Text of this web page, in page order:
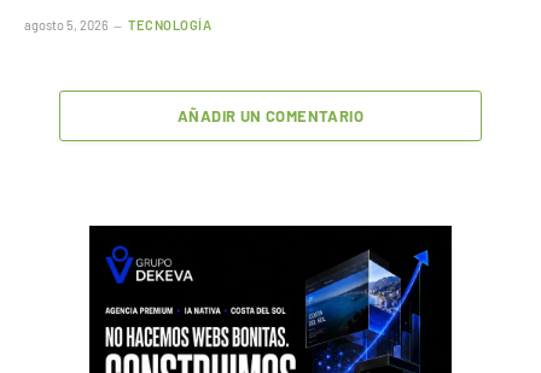
agosto 5, 2026 TECNOLOGÍA
AÑADIR UN COMENTARIO